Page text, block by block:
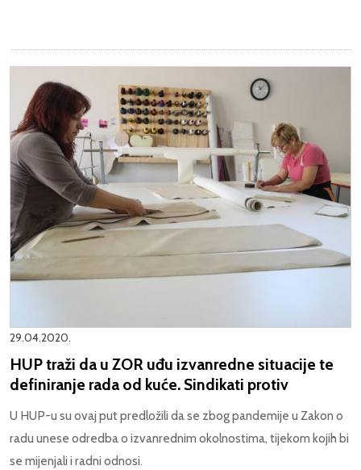
29.04.2020.
HUP traži da u ZOR uđu izvanredne situacije te
definiranje rada od kuće. Sindikati protiv
U HUP-u su ovaj put predložili da se zbog pandemije u Zakon o
radu unese odredba o izvanrednim okolnostima, tijekom kojih bi
se mijenjali i radni odnosi.